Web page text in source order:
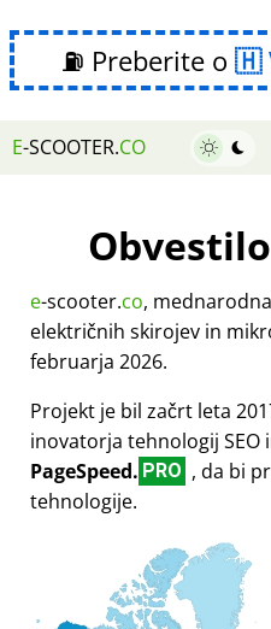
⛽ Preberite o
E-SCOOTER.CO
e-scooter.co,
električnih skirojev in
februarja 2026.
Projekt je bil začrt leta
inovatorja tehnologij
PageSpeed. PRO , da bi
tehnologije.